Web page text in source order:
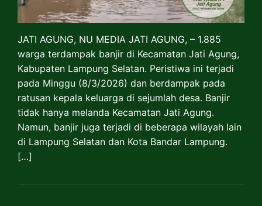
JATI AGUNG, NU MEDIA JATI AGUNG, – 1.885
warga terdampak banjir di Kecamatan Jati Agung,
Kabupaten Lampung Selatan. Peristiwa ini terjadi
pada Minggu (8/3/2026) dan berdampak pada
ratusan kepala keluarga di sejumlah desa. Banjir
tidak hanya melanda Kecamatan Jati Agung.
Namun, banjir juga terjadi di beberapa wilayah lain
di Lampung Selatan dan Kota Bandar Lampung.
[…]